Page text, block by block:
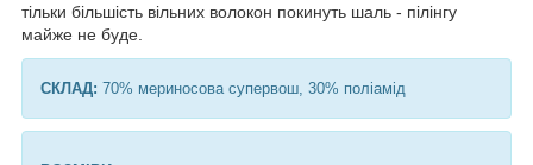
тільки більшість вільних волокон покинуть шаль - пілінгу
майже не буде.
СКЛАД: 70% мериносова супервош, 30% поліамід